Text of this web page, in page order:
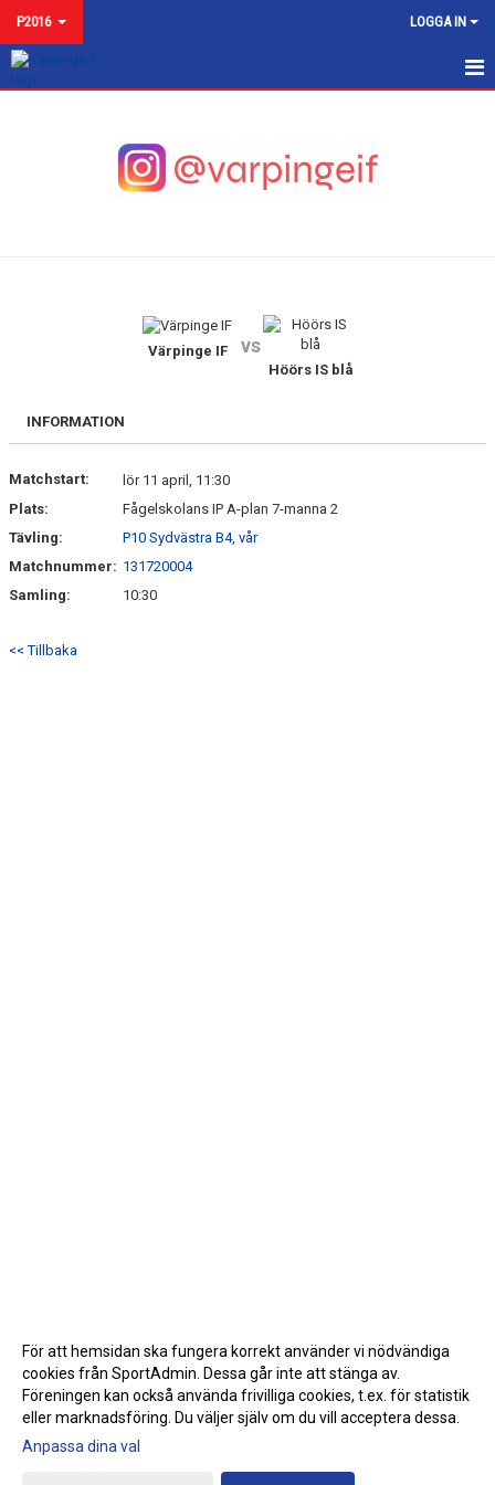
P2016 LOGGA IN
KONTAKT
Värpinge IF vs
Höörs IS blå
INFORMATION
Matchstart:
lör 11 april, 11:30
Plats:
Fågelskolans IP A-plan 7-manna 2
Tävling:
P10 Sydvästra B4, vår
Matchnummer: 131720004
Samling:
10:30
<< Tillbaka
Gå till Webbversion
För att hemsidan ska fungera korrekt använder vi nödvändiga
cookies från SportAdmin. Dessa går inte att stänga av.
Föreningen kan också använda frivilliga cookies, t.ex. för statistik
eller marknadsföring. Du väljer själv om du vill acceptera dessa.
Anpassa dina val